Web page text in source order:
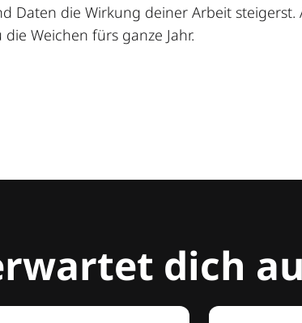
Daten die Wirkung deiner Arbeit steigerst.
die Weichen fürs ganze Jahr.
dich